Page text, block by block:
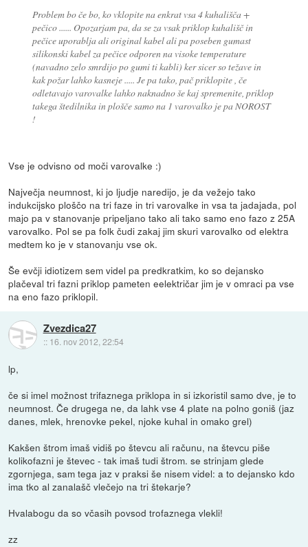
Problem bo če bo, ko vklopite na enkrat vsa 4 kuhališča +
pečico ...... Opozarjam pa, da se za vsak priklop kuhališč in
pečice uporablja ali original kabel ali pa poseben gumast
silikonski kabel za pečice odporen na visoke temperature
(navadno zelo smrdijo po gumi ti kabli) ker sicer so težave in
kak požar lahko kasneje ..... Je pa tako, pač priklopite , če
odletavajo varovalke lahko naknadno še kaj spremenite, priklop
takega štedilnika in plošče samo na 1 varovalko je pa NOROST
!
Vse je odvisno od moči varovalke :)
Največja neumnost, ki jo ljudje naredijo, je da vežejo tako
indukcijsko ploščo na tri faze in tri varovalke in vsa ta jadajada, pol
majo pa v stanovanje pripeljano tako ali tako samo eno fazo z 25A
varovalko. Pol se pa folk čudi zakaj jim skuri varovalko od elektra
medtem ko je v stanovanju vse ok.
Še evčji idiotizem sem videl pa predkratkim, ko so dejansko
plačeval tri fazni priklop pameten eelektričar jim je v omraci pa vse
na eno fazo priklopil.
Zvezdica27
:: 16. nov 2012, 22:54
lp,
če si imel možnost trifaznega priklopa in si izkoristil samo dve, je to
neumnost. Če drugega ne, da lahk vse 4 plate na polno goniš (jaz
danes, mlek, hrenovke pekel, njoke kuhal in omako grel)
Kakšen štrom imaš vidiš po števcu ali računu, na števcu piše
kolikofazni je števec - tak imaš tudi štrom. se strinjam glede
zgornjega, sam tega jaz v praksi še nisem videl: a to dejansko kdo
ima tko al zanalašč vlečejo na tri štekarje?
Hvalabogu da so včasih povsod trofaznega vlekli!
zz